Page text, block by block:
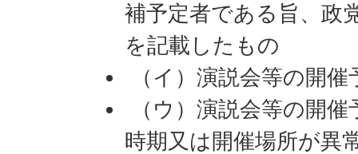
補予定者である旨、政
を記載したもの
（イ）演説会等の開
（ウ）演説会等の開
時期又は開催場所が異